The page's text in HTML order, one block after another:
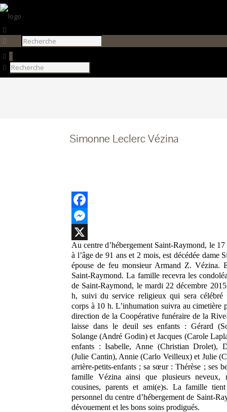
Simonne Leclerc
Simonne Leclerc Vézina
Facebook
Messenger
X
Au centre d’hébergement Saint-Raymond, le
à l’âge de 91 ans et 2 mois, est décédée dame
épouse de feu monsieur Armand Z. Vézina.
Saint-Raymond. La famille recevra les
de Saint-Raymond, le mardi 22 décembre
h, suivi du service religieux qui sera célébré
corps à 10 h. L’inhumation suivra au cimetière
direction de la Coopérative funéraire de la
laisse dans le deuil ses enfants : Gérard
Solange (André Godin) et Jacques (Carole
enfants : Isabelle, Anne (Christian Drolet),
(Julie Cantin), Annie (Carlo Veilleux) et Julie
arrière-petits-enfants ; sa sœur : Thérèse ; ses
famille Vézina ainsi que plusieurs neveux,
cousines, parents et ami(e)s. La famille
personnel du centre d’hébergement de Saint-
dévouement et les bons soins prodigués.